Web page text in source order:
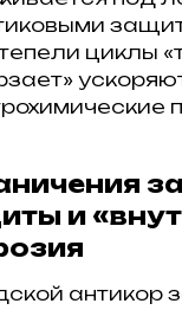
циклы
и
антикор